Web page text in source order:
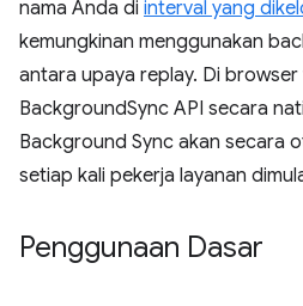
nama Anda di interval yang
kemungkinan menggunakan
antara upaya replay. Di
BackgroundSync API secara
Background Sync akan secara
setiap kali pekerja layanan
Penggunaan Dasar